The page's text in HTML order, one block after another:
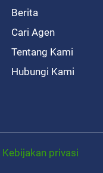
Berita
Cari Agen
Tentang Kami
Hubungi Kami
Kebijakan privasi